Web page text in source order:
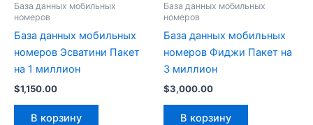
База данных мобильных
номеров
База данных мобильных
номеров Эсватини Пакет
на 1 миллион
$1,150.00
В корзину
База данных мобильных
номеров
База данных мобильных
номеров Фиджи Пакет на
3 миллион
$3,000.00
В корзину